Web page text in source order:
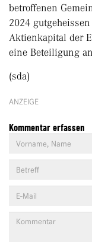
betroffenen
2024
Aktienkapital der
eine Beteiligung
(sda)
ANZEIGE
Kommentar erfassen